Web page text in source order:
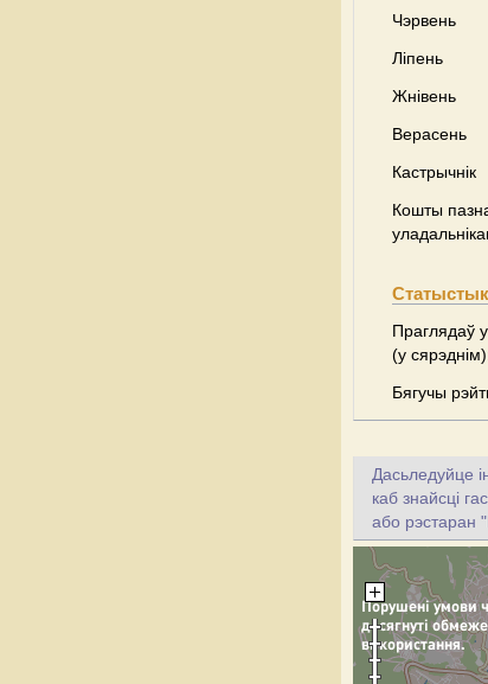
Чэрвень
Ліпень
Жнівень
Верасень
Кастрычнік
Кошты
Праглядаў
(у
Бягучы
Дасьледуйце
каб знайсці
або рэстаран